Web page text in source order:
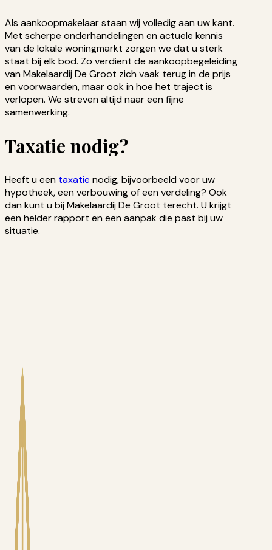
Als aankoopmakelaar staan wij volledig aan uw kant.
Met scherpe onderhandelingen en actuele kennis
van de lokale woningmarkt zorgen we dat u sterk
staat bij elk bod. Zo verdient de aankoopbegeleiding
van Makelaardij De Groot zich vaak terug in de prijs
en voorwaarden, maar ook in hoe het traject is
verlopen. We streven altijd naar een fijne
samenwerking.
Taxatie nodig?
Heeft u een taxatie nodig, bijvoorbeeld voor uw
hypotheek, een verbouwing of een verdeling? Ook
dan kunt u bij Makelaardij De Groot terecht. U krijgt
een helder rapport en een aanpak die past bij uw
situatie.